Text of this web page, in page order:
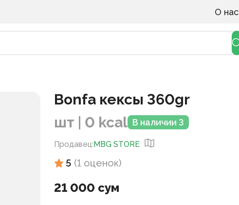
О нас
Bonfa кексы 360gr
шт | 0 kcal В наличии 3
Продавец:MBG STORE
5 (1 оценок)
21 000 сум